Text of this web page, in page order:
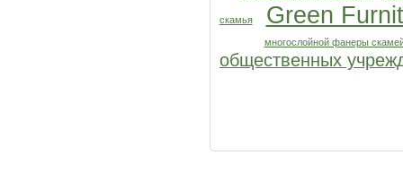
скамья Green
многослойной фанеры
общественных